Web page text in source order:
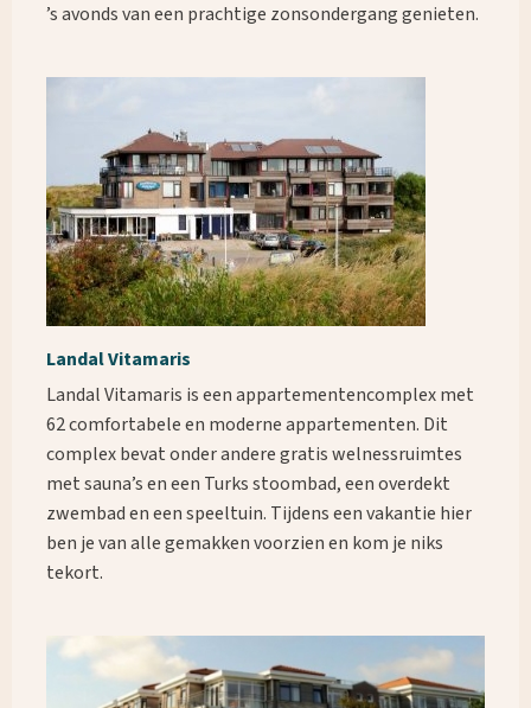
’s avonds van een prachtige zonsondergang genieten.
Landal Vitamaris
Landal Vitamaris is een appartementencomplex met
62 comfortabele en moderne appartementen. Dit
complex bevat onder andere gratis welnessruimtes
met sauna’s en een Turks stoombad, een overdekt
zwembad en een speeltuin. Tijdens een vakantie hier
ben je van alle gemakken voorzien en kom je niks
tekort.